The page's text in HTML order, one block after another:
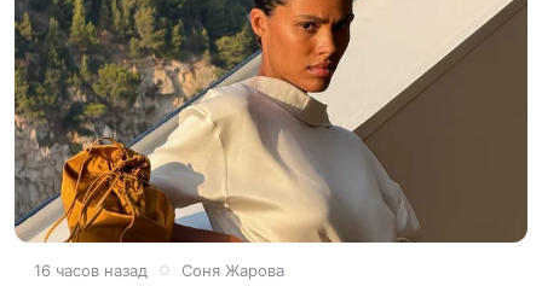
16 часов назад Соня Жарова